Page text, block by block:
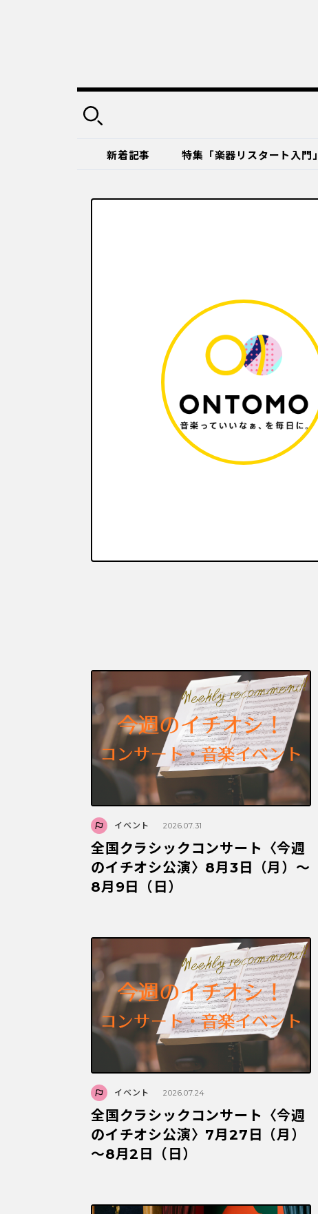
新着記事 特集「楽器リスタート入門」
イベント 2026.07.31
全国クラシックコンサート〈今週
のイチオシ公演〉8月3日（月）～
8月9日（日）
イベント 2026.07.24
全国クラシックコンサート〈今週
のイチオシ公演〉7月27日（月）
～8月2日（日）